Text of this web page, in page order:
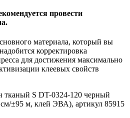
провести
материала, который вы
корректировка
для достижения максимально
клеевых свойств
тканый S DT-0324-120 черный
±95 м, клей ЭВА), артикул 85915